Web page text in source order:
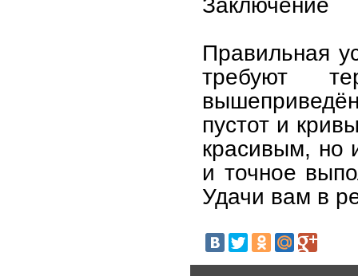
Правильная
требуют
пустот и
красивым, но
и точное
Удачи вам в